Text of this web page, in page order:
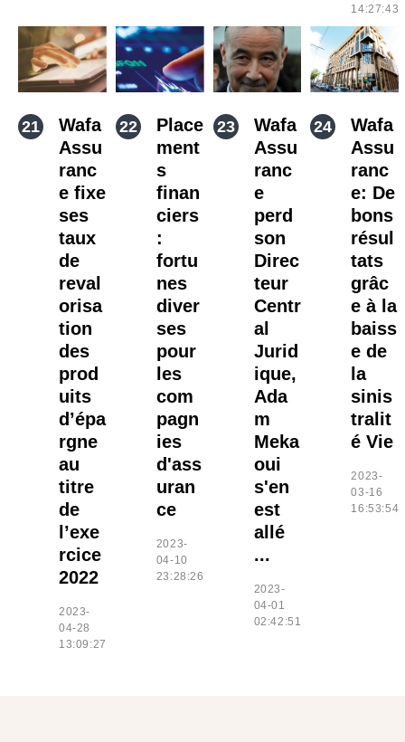
14:27:43
Wafa
Assu
ranc
e fixe
ses
taux
de
reval
orisa
tion
des
prod
uits
d’épa
rgne
au
titre
de
l’exe
rcice
2022
2023-
04-28
13:09:27
Place
ment
s
finan
ciers
:
fortu
nes
diver
ses
pour
les
com
pagn
ies
d'ass
uran
ce
2023-
04-10
23:28:26
Wafa
Assu
ranc
e
perd
son
Direc
teur
Centr
al
Jurid
ique,
Ada
m
Meka
oui
s'en
est
allé
...
2023-
04-01
02:42:51
Wafa
Assu
ranc
e: De
bons
résul
tats
grâc
e à la
baiss
e de
la
sinis
tralit
é Vie
2023-
03-16
16:53:54